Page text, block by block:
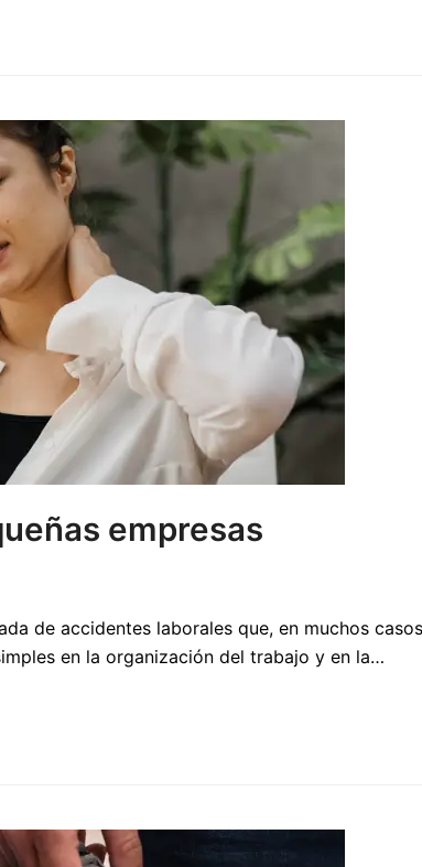
empresas
de accidentes laborales que, en muchos
en la organización del trabajo y en la…